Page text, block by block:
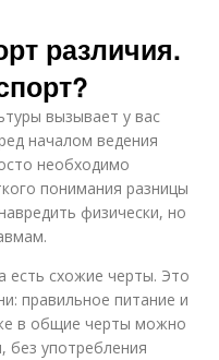
различия.
вызывает у вас
началом ведения
необходимо
понимания разницы
физически, но
есть схожие черты. Это
правильное питание и
в общие черты можно
без употребления